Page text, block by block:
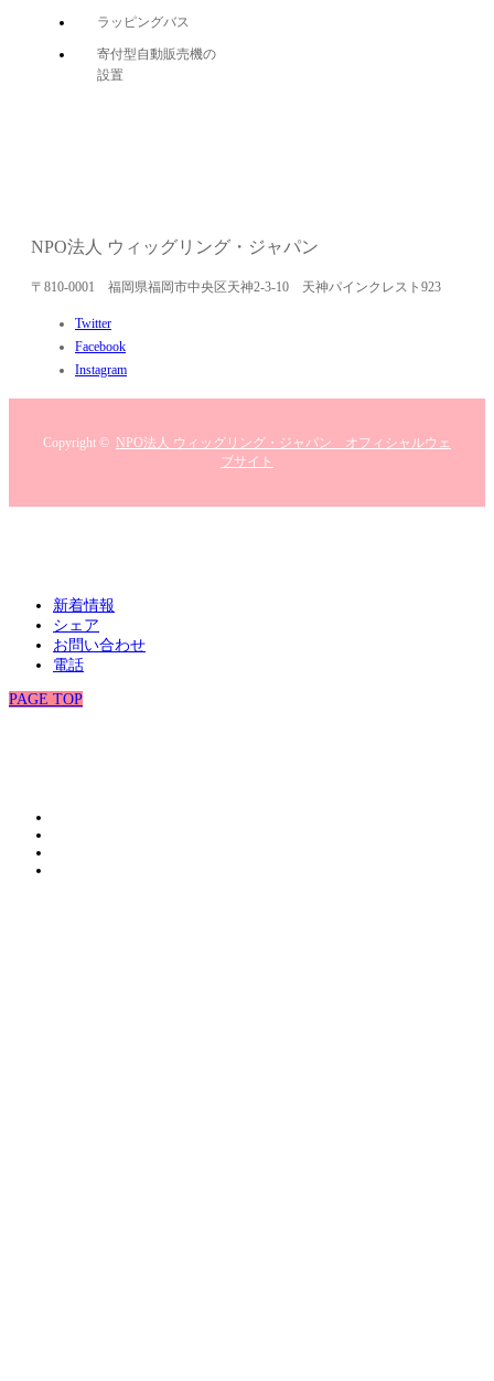
ラッピングバス
寄付型自動販売機の
設置
NPO法人 ウィッグリング・ジャパン
〒810-0001 福岡県福岡市中央区天神2-3-10 天神パインクレスト923
Twitter
Facebook
Instagram
Copyright © NPO法人 ウィッグリング・ジャパン オフィシャルウェ
ブサイト
新着情報
シェア
お問い合わせ
電話
PAGE TOP